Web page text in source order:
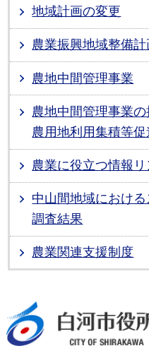
地域計画の変更
農業振興地域整備計
農地中間管理事業
農地中間管理事業
農用地利用集積等
農業に役立つ情報
中山間地域におけ
調査結果
農業関連支援制度